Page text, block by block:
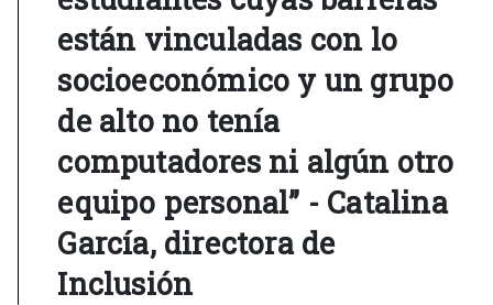
están vinculadas con lo
socioeconómico y un grupo
de alto no tenía
computadores ni algún otro
equipo personal” - Catalina
García, directora de
Inclusión